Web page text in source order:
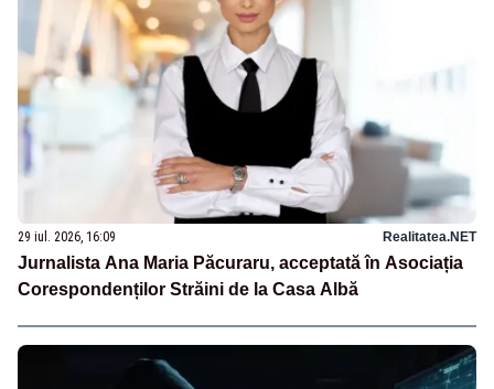
29 iul. 2026, 16:09 Realitatea.NET
Jurnalista Ana Maria Păcuraru, acceptată în Asociația
Corespondenților Străini de la Casa Albă